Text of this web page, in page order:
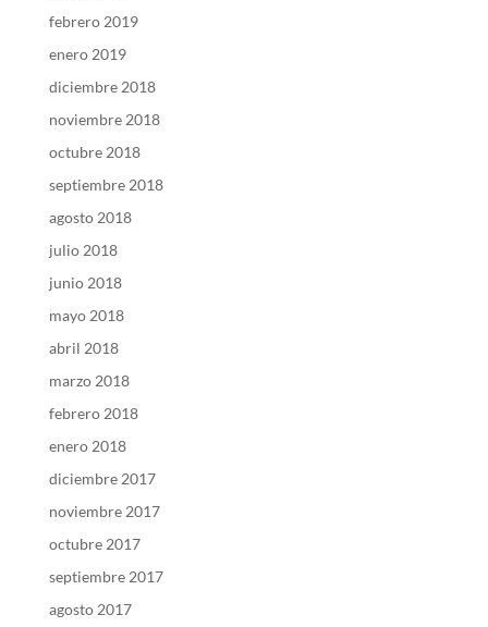
febrero 2019
enero 2019
diciembre 2018
noviembre 2018
octubre 2018
septiembre 2018
agosto 2018
julio 2018
junio 2018
mayo 2018
abril 2018
marzo 2018
febrero 2018
enero 2018
diciembre 2017
noviembre 2017
octubre 2017
septiembre 2017
agosto 2017